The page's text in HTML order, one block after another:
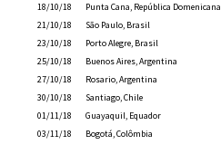
18/10/18
Punta Cana, República Domenicana
21/10/18
São Paulo, Brasil
23/10/18
Porto Alegre, Brasil
25/10/18
Buenos Aires, Argentina
27/10/18
Rosario, Argentina
30/10/18
Santiago, Chile
01/11/18
Guayaquil, Equador
03/11/18
Bogotá, Colômbia